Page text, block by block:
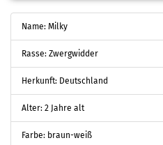
Name: Milky
Rasse: Zwergwidder
Herkunft: Deutschland
Alter: 2 Jahre alt
Farbe: braun-weiß